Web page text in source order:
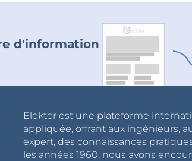
d'information
Elektor est une plateforme
appliquée, offrant aux ingénieurs,
expert, des connaissances
les années 1960, nous avons